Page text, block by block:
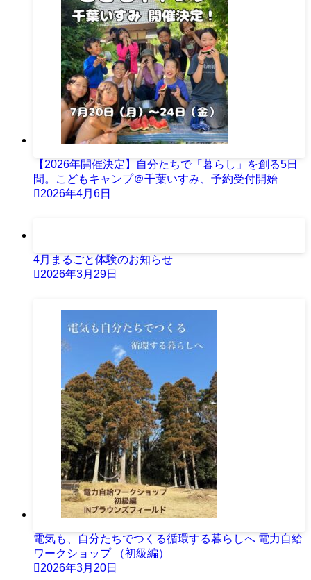
【2026年開催決定】自分たちで「暮らし」を創る5日
間。こどもキャンプ＠千葉いすみ、予約受付開始
2026年4月6日
4月まるごと体験のお知らせ
2026年3月29日
電気も、自分たちでつくる循環する暮らしへ 電力自給
ワークショップ （初級編）
2026年3月20日